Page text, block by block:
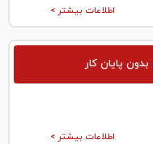
اطلاعات بیشتر >
بدون پایان کار
اطلاعات بیشتر >